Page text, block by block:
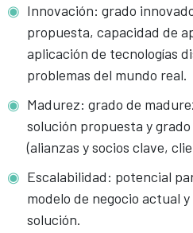
Innovación: grado
propuesta, capacidad de
aplicación de tecnologías
problemas del mundo real.
Madurez: grado de
solución propuesta y
(alianzas y socios clave,
Escalabilidad: potencial
modelo de negocio actual
solución.